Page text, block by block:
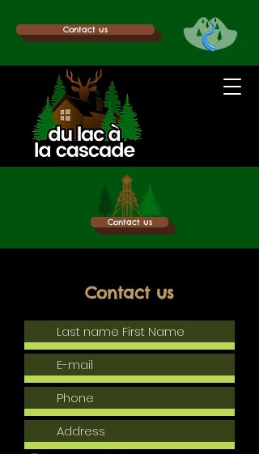
Contact us
Contact us
Contact us